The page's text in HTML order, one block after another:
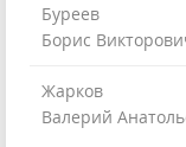
Буреев
Борис
Жарков
Валерий